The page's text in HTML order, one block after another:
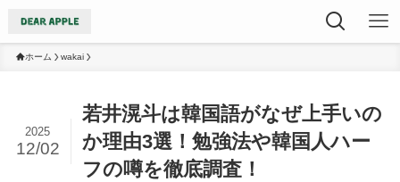
ホーム wakai
若井滉斗は韓国語がなぜ上手いの
か理由3選！勉強法や韓国人ハー
フの噂を徹底調査！
2025
12/02